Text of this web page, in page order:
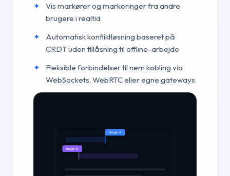
Vis markører og markeringer fra andre
brugere i realtid
Automatisk konfliktløsning baseret på
CRDT uden fillåsning til offline-arbejde
Fleksible forbindelser til nem kobling via
WebSockets, WebRTC eller egne gateways
Bruger A
Bruger B